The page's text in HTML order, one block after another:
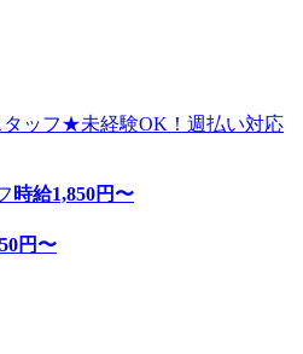
タッフ★未経験OK！週払い対応
時給1,850円〜
円〜